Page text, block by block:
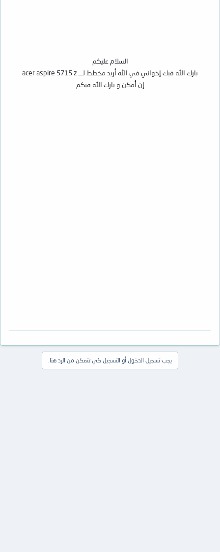
السلام عليكم
بارك الله فيك إخواني في الله أريد مخطط لـــ acer aspire 5715 z
إن أمكن و بارك الله فيكم
يجب تسجيل الدخول أو التسجيل كي تتمكن من الرد هنا.